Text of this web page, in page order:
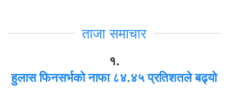
ताजा समाचार
१.
हुलास फिनसर्भको नाफा ८४.४५ प्रतिशतले बढ्यो